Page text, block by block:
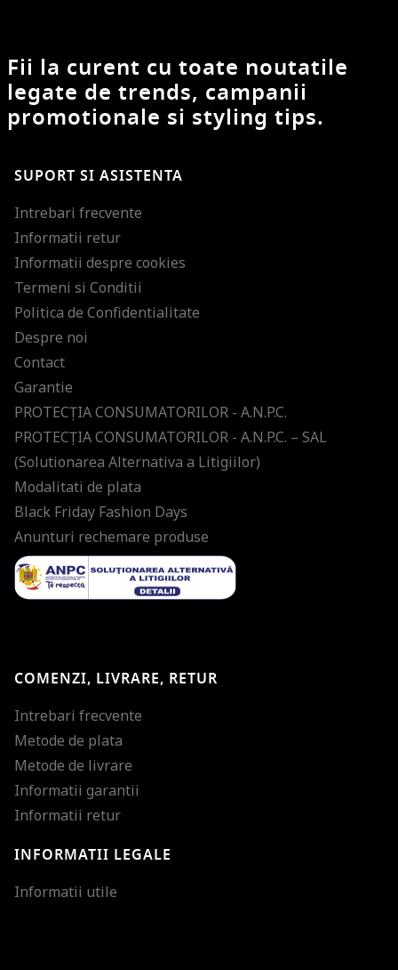
Fii la curent cu toate noutatile
legate de trends, campanii
promotionale si styling tips.
SUPORT SI ASISTENTA
Intrebari frecvente
Informatii retur
Informatii despre cookies
Termeni si Conditii
Politica de Confidentialitate
Despre noi
Contact
Garantie
PROTECŢIA CONSUMATORILOR - A.N.P.C.
PROTECŢIA CONSUMATORILOR - A.N.P.C. – SAL
(Solutionarea Alternativa a Litigiilor)
Modalitati de plata
Black Friday Fashion Days
Anunturi rechemare produse
COMENZI, LIVRARE, RETUR
Intrebari frecvente
Metode de plata
Metode de livrare
Informatii garantii
Informatii retur
INFORMATII LEGALE
Informatii utile